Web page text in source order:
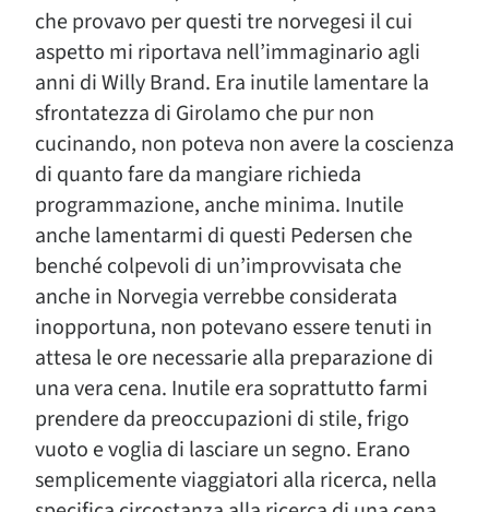
che provavo per questi tre norvegesi il cui
aspetto mi riportava nell’immaginario agli
anni di Willy Brand. Era inutile lamentare la
sfrontatezza di Girolamo che pur non
cucinando, non poteva non avere la coscienza
di quanto fare da mangiare richieda
programmazione, anche minima. Inutile
anche lamentarmi di questi Pedersen che
benché colpevoli di un’improvvisata che
anche in Norvegia verrebbe considerata
inopportuna, non potevano essere tenuti in
attesa le ore necessarie alla preparazione di
una vera cena. Inutile era soprattutto farmi
prendere da preoccupazioni di stile, frigo
vuoto e voglia di lasciare un segno. Erano
semplicemente viaggiatori alla ricerca, nella